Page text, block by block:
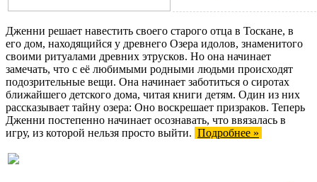
Дженни решает навестить своего старого отца в Тоскане, в
его дом, находящийся у древнего Озера идолов, знаменитого
своими ритуалами древних этрусков. Но она начинает
замечать, что с её любимыми родными людьми происходят
подозрительные вещи. Она начинает заботиться о сиротах
ближайшего детского дома, читая книги детям. Один из них
рассказывает тайну озера: Оно воскрешает призраков. Теперь
Дженни постепенно начинает осознавать, что ввязалась в
игру, из которой нельзя просто выйти. Подробнее »